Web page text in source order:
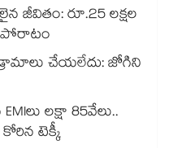
జీవితం: రూ.25 లక్షల
పోరాటం
చేయలేదు: జోగిని
లక్షా 85వేలు..
కోరిన టెక్కీ